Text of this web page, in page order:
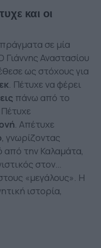
και οι
σε μία
Αναστασίου
ως στόχους για
. Πέτυχε να φέρει
πάνω από το
. Απέτυχε
, γνωρίζοντας
από την Καλαμάτα,
στον…
«μεγάλους». Η
ιστορία,